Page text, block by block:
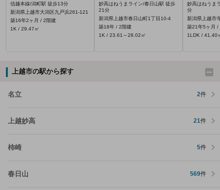
信越本線/潟町駅 徒歩13分
新潟県上越市大潟区九戸浜261‐121
築16年2ヶ月 / 2階建
1K / 29.47㎡
妙高はねうまライン/春日山駅 徒歩
21分
新潟県上越市春日山町1丁目10-4
築18年 / 2階建
1K / 23.61～28.02㎡
妙高はねうま
分
新潟県上越市
築21年5ヶ月 /
1LDK / 41.40
上越市の駅から探す
名立 2件
上越妙高 21件
柿崎 5件
春日山 569件